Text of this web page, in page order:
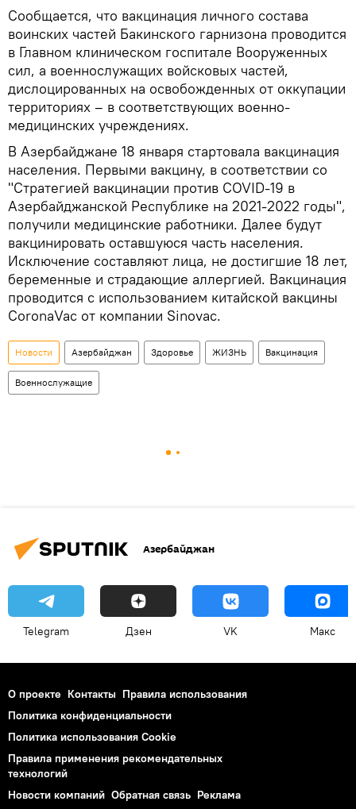
Сообщается, что вакцинация личного состава
воинских частей Бакинского гарнизона проводится
в Главном клиническом госпитале Вооруженных
сил, а военнослужащих войсковых частей,
дислоцированных на освобожденных от оккупации
территориях – в соответствующих военно-
медицинских учреждениях.
В Азербайджане 18 января стартовала вакцинация
населения. Первыми вакцину, в соответствии со
"Стратегией вакцинации против COVID-19 в
Азербайджанской Республике на 2021-2022 годы",
получили медицинские работники. Далее будут
вакцинировать оставшуюся часть населения.
Исключение составляют лица, не достигшие 18 лет,
беременные и страдающие аллергией. Вакцинация
проводится с использованием китайской вакцины
CoronaVac от компании Sinovac.
Новости Азербайджан Здоровье ЖИЗНЬ Вакцинация
Военнослужащие
Азербайджан
Telegram Дзен VK Макс
О проекте Контакты Правила использования
Политика конфиденциальности
Политика использования Cookie
Правила применения рекомендательных
технологий
Новости компаний Обратная связь Реклама